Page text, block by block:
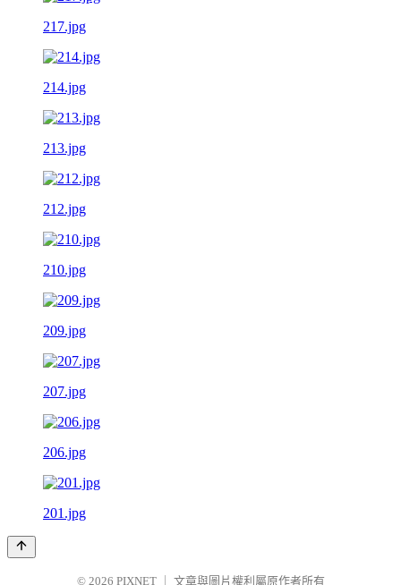
217.jpg
214.jpg
213.jpg
212.jpg
210.jpg
209.jpg
207.jpg
206.jpg
201.jpg
© 2026 PIXNET 文章與圖片權利屬原作者所有